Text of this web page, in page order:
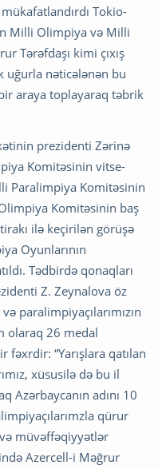
Tokio-
Milli Olimpiya və Milli
Tərəfdaşı kimi çıxış
uğurla nəticələnən bu
bir araya toplayaraq təbrik
prezidenti Zərinə
Komitəsinin vitse-
Paralimpiya Komitəsinin
Komitəsinin baş
ilə keçirilən görüşə
Oyunlarının
Tədbirdə qonaqları
Z. Zeynalova öz
paralimpiyaçılarımızın
olaraq 26 medal
fəxrdir: “Yarışlara qatılan
xüsusilə də bu il
Azərbaycanın adını 10
qürur
müvəffəqiyyətlər
Azercell-i Məğrur